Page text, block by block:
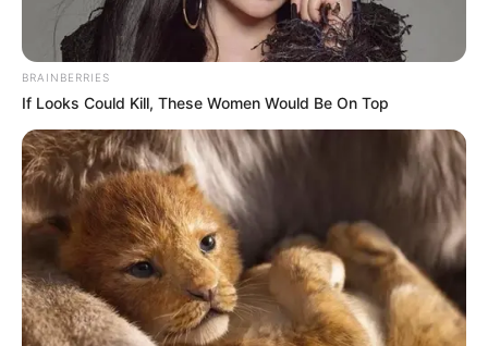
BRAINBERRIES
If Looks Could Kill, These Women Would Be On Top